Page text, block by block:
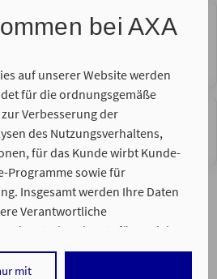
bei AXA
auf unserer Website werden
für die ordnungsgemäße
Verbesserung der
des Nutzungsverhaltens,
für das Kunde wirbt Kunde-
Programme sowie für
Insgesamt werden Ihre Daten
Verantwortliche
Einsatz der Dienste für Social
personalisierte Werbung
den jeweiligen Anbieter
mit
Pflege, Rechtsschutz